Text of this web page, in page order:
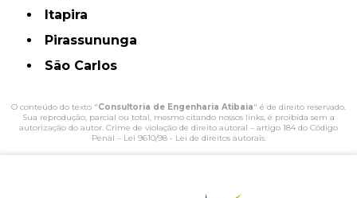
Itapira
Pirassununga
São Carlos
O conteúdo do texto "Consultoria de Engenharia Atibaia" é de direito reservado.
Sua reprodução, parcial ou total, mesmo citando nossos links, é proibida sem a
autorização do autor. Crime de violação de direito autoral – artigo 184 do Código
Penal – Lei 9610/98 - Lei de direitos autorais.